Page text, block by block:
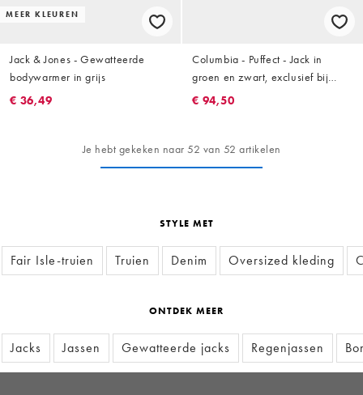
MEER KLEUREN
Jack & Jones - Gewatteerde
bodywarmer in grijs
€ 36,49
Columbia - Puffect - Jack in
groen en zwart, exclusief bij
ASOS
€ 94,50
Je hebt gekeken naar 52 van 52 artikelen
STYLE MET
Fair Isle-truien Truien Denim Oversized kleding
ONTDEK MEER
Jacks Jassen Gewatteerde jacks Regenjassen